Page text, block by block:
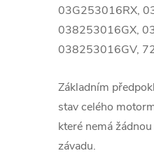
03G253016RX,
038253016GX,
038253016GV,
Základním
stav celého
které nemá
závadu.